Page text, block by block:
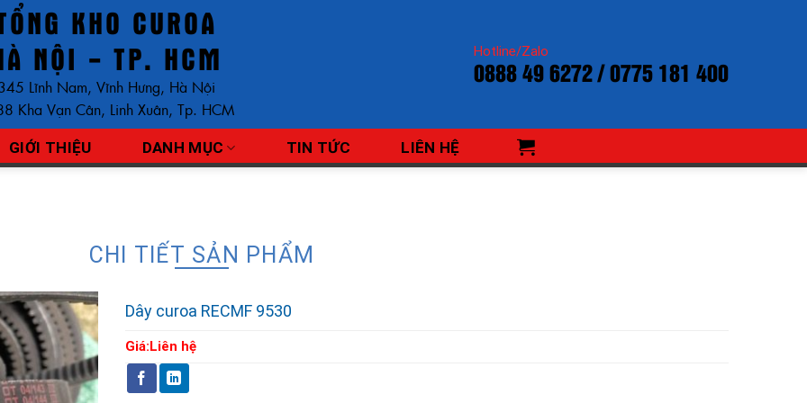
KHO CUROA
NỘI - TP. HCM
Lĩnh Nam, Vĩnh Hưng, Hà Nội
Kha Vạn Cân, Linh Xuân, Tp. HCM
Hotline/Zalo
0888 49 6272 / 0775 181 400
GIỚI THIỆU DANH MỤC TIN TỨC LIÊN HỆ
CHI TIẾT SẢN PHẨM
Dây curoa RECMF 9530
Giá:Liên hệ